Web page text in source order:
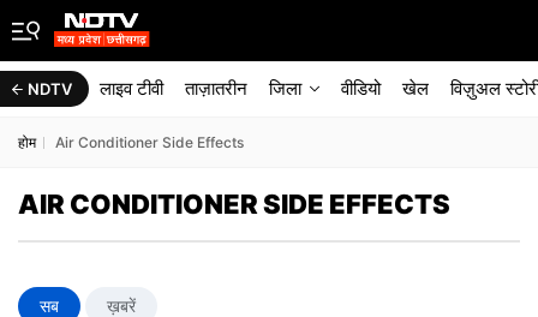
NDTV लाइव टीवी ताज़ातरीन जिला वीडियो खेल विज़ुअल
होम Air Conditioner Side Effects
AIR CONDITIONER SIDE EFFECTS
सब ख़बरें